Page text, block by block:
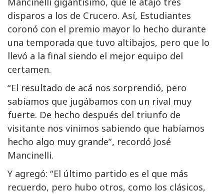
disparos a los de Crucero. Así, Estudiantes
coronó con el premio mayor lo hecho durante
una temporada que tuvo altibajos, pero que lo
llevó a la final siendo el mejor equipo del
certamen.
“El resultado de acá nos sorprendió, pero
sabíamos que jugábamos con un rival muy
fuerte. De hecho después del triunfo de
visitante nos vinimos sabiendo que habíamos
hecho algo muy grande”, recordó José
Mancinelli.
Y agregó: “El último partido es el que más
recuerdo, pero hubo otros, como los clásicos,